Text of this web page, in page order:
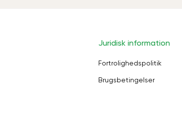
Juridisk information
Fortrolighedspolitik
Brugsbetingelser